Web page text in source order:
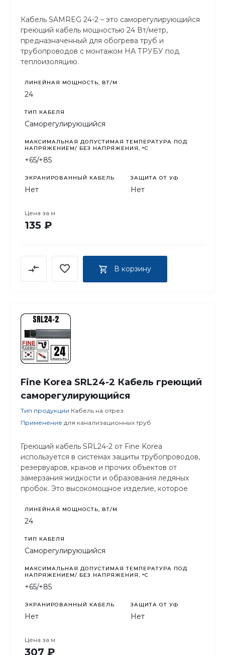
Кабель SAMREG 24-2 – это саморегулирующийся
греющий кабель мощностью 24 Вт/метр,
предназначенный для обогрева труб и
трубопроводов с монтажом НА ТРУБУ под
теплоизоляцию.
ЛИНЕЙНАЯ МОЩНОСТЬ, ВТ/М
24
ТИП КАБЕЛЯ
Саморегулирующийся
МАКСИМАЛЬНАЯ ДОПУСТИМАЯ ТЕМПЕРАТУРА ПОД
НАПРЯЖЕНИЕМ/ БЕЗ НАПРЯЖЕНИЯ, °C
+65/+85
ЭКРАНИРОВАННЫЙ КАБЕЛЬ
Нет
ЗАЩИТА ОТ УФ
Нет
Цена за м
135 ₽
В корзину
Fine Korea SRL24-2 Кабель греющий
саморегулирующийся
Тип продукции Кабель на отрез
Применение для канализационных труб
Греющий кабель SRL24-2 от Fine Korea
используется в системах защиты трубопроводов,
резервуаров, кранов и прочих объектов от
замерзания жидкости и образования ледяных
пробок. Это высокомощное изделие, которое
Подходит для труб с небольшим и средним
диаметров и устанавливается с наружной части
ЛИНЕЙНАЯ МОЩНОСТЬ, ВТ/М
24
ТИП КАБЕЛЯ
Саморегулирующийся
МАКСИМАЛЬНАЯ ДОПУСТИМАЯ ТЕМПЕРАТУРА ПОД
НАПРЯЖЕНИЕМ/ БЕЗ НАПРЯЖЕНИЯ, °C
+65/+85
ЭКРАНИРОВАННЫЙ КАБЕЛЬ
Нет
ЗАЩИТА ОТ УФ
Нет
Цена за м
307 ₽